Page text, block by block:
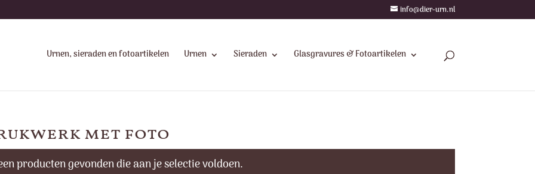
info@dier-urn.nl
Urnen, sieraden en fotoartikelen Urnen Sieraden Glasgravures & Fotoartikelen
met foto
producten gevonden die aan je selectie voldoen.